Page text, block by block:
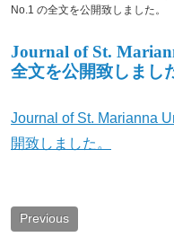
No.1 の全文を公開致しました。
Journal of St.
全文を公開致しまし
Journal of St. Marianna
開致しました。
Previous